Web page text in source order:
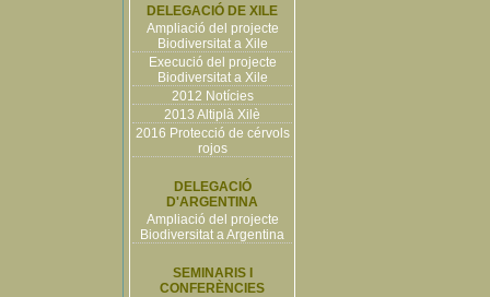
DELEGACIÓ DE XILE
Ampliació del projecte
Biodiversitat a Xile
Execució del projecte
Biodiversitat a Xile
2012 Notícies
2013 Altiplà Xilè
2016 Protecció de cérvols
rojos
DELEGACIÓ
D'ARGENTINA
Ampliació del projecte
Biodiversitat a Argentina
SEMINARIS I
CONFERÈNCIES